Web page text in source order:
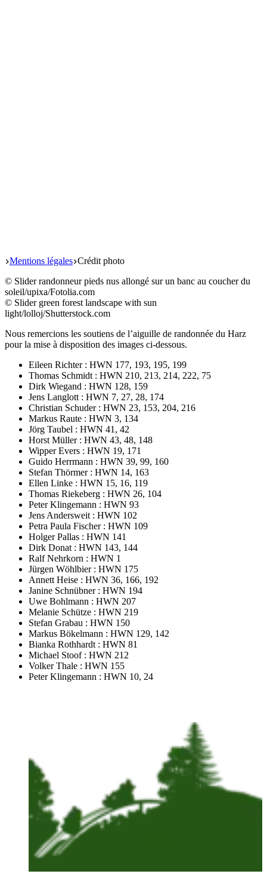
Start
Mentions légales Crédit photo
© Sli­der ran­don­neur pieds nus allon­gé sur un banc au cou­cher du
soleil/upixa/Fotolia.com
© Sli­der green forest land­scape with sun
light/lolloj/Shutterstock.com
Nous remer­cions les sou­tiens de l’ai­guille de ran­don­née du Harz
pour la mise à dis­po­si­tion des images ci-dessous.
Eileen Rich­ter : HWN 177, 193, 195, 199
Tho­mas Schmidt : HWN 210, 213, 214, 222, 75
Dirk Wie­gand : HWN 128, 159
Jens Lan­glott : HWN 7, 27, 28, 174
Chris­tian Schu­der : HWN 23, 153, 204, 216
Mar­kus Raute : HWN 3, 134
Jörg Tau­bel : HWN 41, 42
Horst Mül­ler : HWN 43, 48, 148
Wip­per Evers : HWN 19, 171
Gui­do Herr­mann : HWN 39, 99, 160
Ste­fan Thör­mer : HWN 14, 163
Ellen Linke : HWN 15, 16, 119
Tho­mas Rie­ke­berg : HWN 26, 104
Peter Klin­ge­mann : HWN 93
Jens Anders­weit : HWN 102
Petra Pau­la Fischer : HWN 109
Hol­ger Pal­las : HWN 141
Dirk Donat : HWN 143, 144
Ralf Nehr­korn : HWN 1
Jür­gen Wöhl­bier : HWN 175
Annett Heise : HWN 36, 166, 192
Janine Schnüb­ner : HWN 194
Uwe Bohl­mann : HWN 207
Mela­nie Schütze : HWN 219
Ste­fan Gra­bau : HWN 150
Mar­kus Bökel­mann : HWN 129, 142
Bian­ka Roth­hardt : HWN 81
Michael Stoof : HWN 212
Vol­ker Thale : HWN 155
Peter Klin­ge­mann : HWN 10, 24